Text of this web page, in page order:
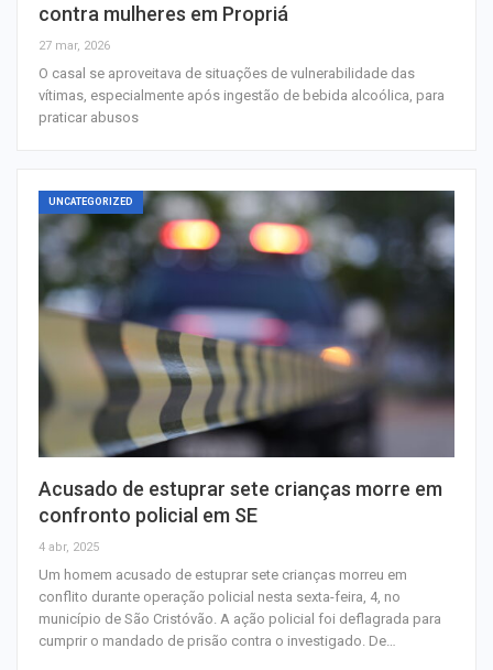
contra mulheres em Propriá
27 mar, 2026
O casal se aproveitava de situações de vulnerabilidade das
vítimas, especialmente após ingestão de bebida alcoólica, para
praticar abusos
UNCATEGORIZED
Acusado de estuprar sete crianças morre em
confronto policial em SE
4 abr, 2025
Um homem acusado de estuprar sete crianças morreu em
conflito durante operação policial nesta sexta-feira, 4, no
município de São Cristóvão. A ação policial foi deflagrada para
cumprir o mandado de prisão contra o investigado. De…